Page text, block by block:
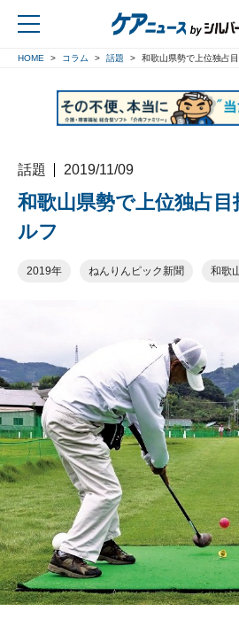
HOME コラム 話題 和歌山県勢で上位独占
話題 2019/11/09
和歌山県勢で上位独占
ルフ
2019年 ねんりんピック新聞 和歌